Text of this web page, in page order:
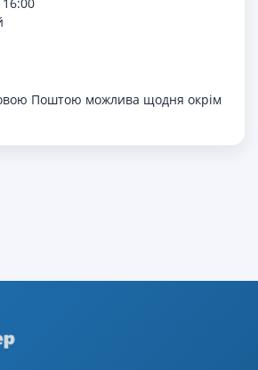
Поштою можлива щодня окрім